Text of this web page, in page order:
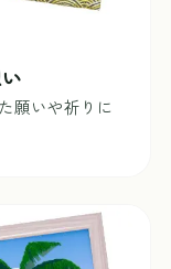
願いや祈りに